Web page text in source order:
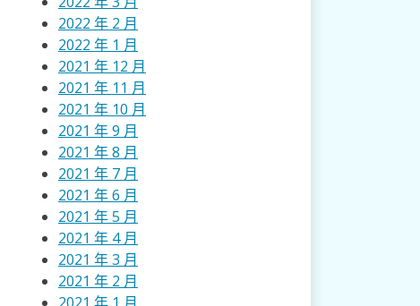
2022 年 2 月
2022 年 1 月
2021 年 12 月
2021 年 11 月
2021 年 10 月
2021 年 9 月
2021 年 8 月
2021 年 7 月
2021 年 6 月
2021 年 5 月
2021 年 4 月
2021 年 3 月
2021 年 2 月